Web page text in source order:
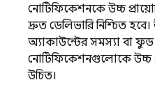
নোটিফিকেশনকে উচ্চ
দ্রুত ডেলিভারি নিশ্চিত
অ্যাকাউন্টের সমস্যা বা
নোটিফিকেশনগুলোকে উচ্চ
উচিত।